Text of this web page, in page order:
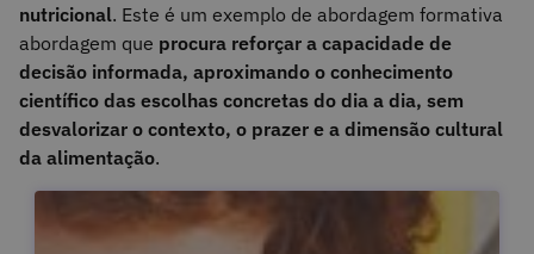
nutricional. Este é um exemplo de abordagem formativa
abordagem que procura reforçar a capacidade de
decisão informada, aproximando o conhecimento
científico das escolhas concretas do dia a dia, sem
desvalorizar o contexto, o prazer e a dimensão cultural
da alimentação.